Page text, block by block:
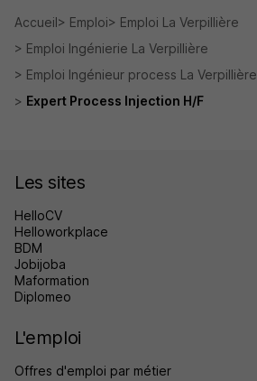
Accueil Emploi
Emploi La Verpillière
Emploi Ingénierie La Verpillière
Emploi Ingénieur process La Verpillière
Expert Process Injection H/F
Les sites
HelloCV
Helloworkplace
BDM
Jobijoba
Maformation
Diplomeo
L'emploi
Offres d'emploi par métier